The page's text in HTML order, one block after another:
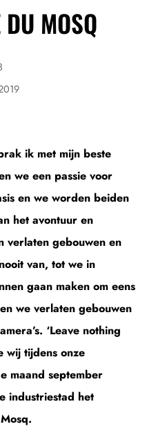
MOSQ
ik met mijn beste
we een passie voor
en we worden beiden
het avontuur en
verlaten gebouwen en
van, tot we in
gaan maken om eens
we verlaten gebouwen
‘Leave nothing
wij tijdens onze
maand september
industriestad het